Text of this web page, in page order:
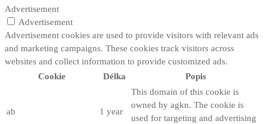
Advertisement
Advertisement
Advertisement cookies are used to provide visitors with relevant ads
and marketing campaigns. These cookies track visitors across
websites and collect information to provide customized ads.
Cookie
Délka Popis
ab 1 year
This domain of this cookie is
owned by agkn. The cookie is
used for targeting and advertising